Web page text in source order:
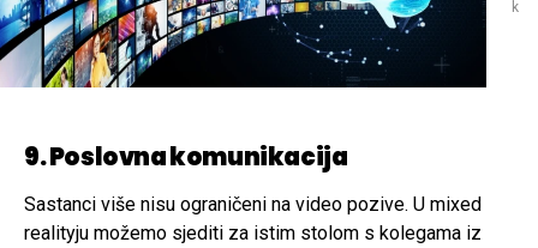
k
9. Poslovna komunikacija
Sastanci više nisu ograničeni na video pozive. U mixed
realityju možemo sjediti za istim stolom s kolegama iz